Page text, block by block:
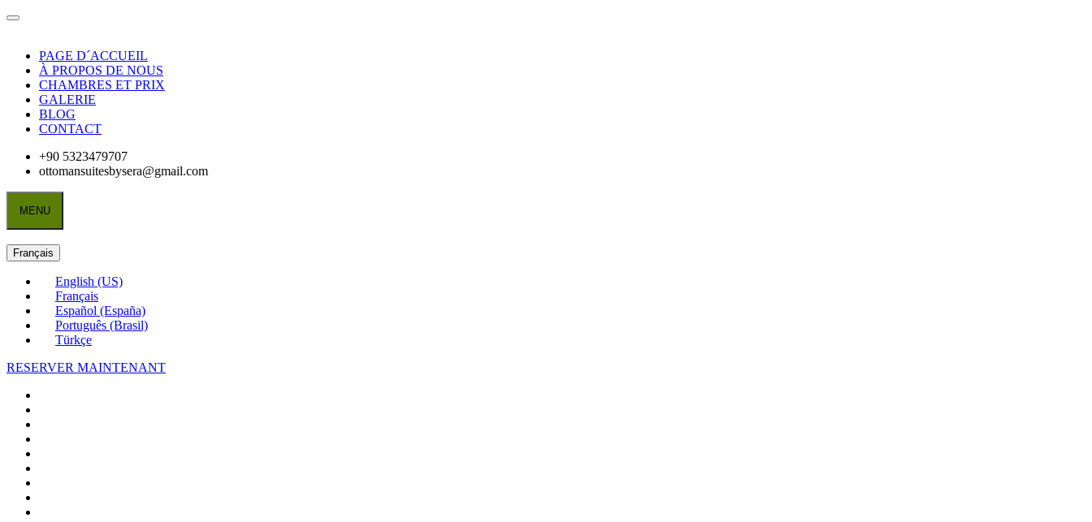
PAGE D´ACCUEIL
À PROPOS DE NOUS
CHAMBRES ET PRIX
GALERIE
BLOG
CONTACT
+90 5323479707
ottomansuitesbysera@gmail.com
MENU
Français
English (US)
Français
Español (España)
Português (Brasil)
Türkçe
RESERVER MAINTENANT